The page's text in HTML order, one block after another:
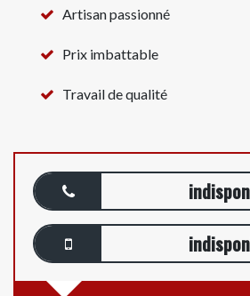
Artisan passionné
Prix imbattable
Travail de qualité